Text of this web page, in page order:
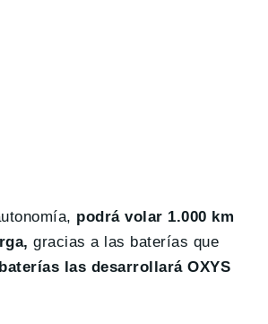
podrá volar 1.000 km
gracias a las baterías que
las desarrollará OXYS